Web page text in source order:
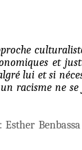
et
lui et si
racisme ne